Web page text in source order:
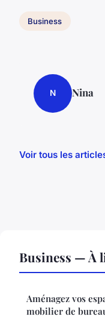
Business
N Nina
Voir tous les
Business — À
Aménagez vos
mobilier de